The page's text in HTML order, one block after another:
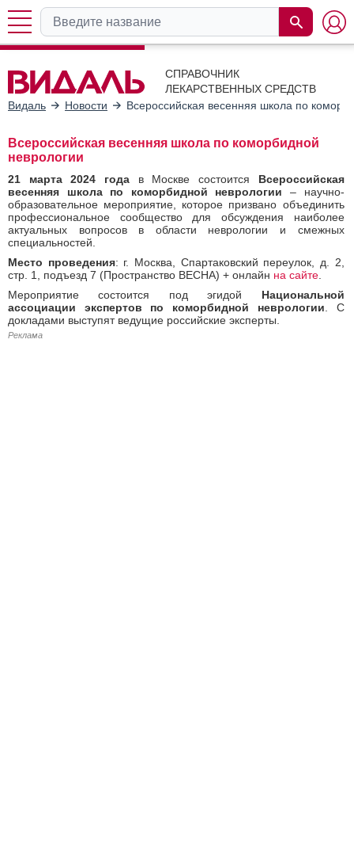
СПРАВОЧНИК
ЛЕКАРСТВЕННЫХ СРЕДСТВ
Видаль
Новости Всероссийская весенняя школа по
Всероссийская весенняя школа по коморбидной
неврологии
21 марта 2024 годав Москве состоится Всероссийская
весенняя школа по коморбидной неврологии ‒ научно-
образовательное мероприятие, которое призвано объединить
профессиональное сообщество для обсуждения наиболее
актуальных вопросов в области неврологии и смежных
специальностей.
Место проведения: г. Москва, Спартаковский переулок, д. 2,
стр. 1, подъезд 7 (Пространство ВЕСНА) + онлайн на сайте
Мероприятие состоится под эгидой Национальной
ассоциации экспертов по коморбидной неврологии . С
докладами выступят ведущие российские эксперты.
Реклама